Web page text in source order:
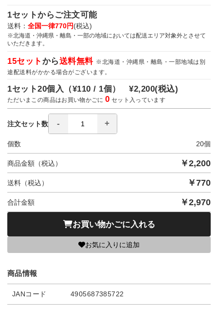
1セットからご注文可能
送料： 全国一律770円(税込)
※北海道・沖縄県・離島・一部の地域においては配送エリア対象外とさせて
いただきます。
15セット から送料無料 ※北海道・沖縄県・離島・一部地域は別
途配送料がかかる場合がございます。
1セット20個入（¥110 / 1個）¥2,200(税込)
ただいまこの商品はお買い物かごに0 セット入っています
注文セット数
個数 20個
商品金額（税込） ￥2,200
送料（税込） ￥770
合計金額 ￥2,970
お買い物かごに入れる
お気に入りに追加
商品情報
JANコード 4905687385722